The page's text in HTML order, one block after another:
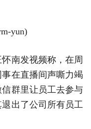
yun)
南发视频称，在周
在直播间声嘶力竭
群里让员工去参与
出了公司所有员工